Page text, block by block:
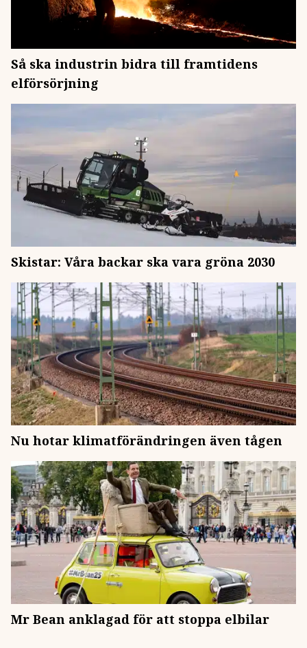
Så ska industrin bidra till framtidens
elförsörjning
Skistar: Våra backar ska vara gröna 2030
Nu hotar klimatförändringen även tågen
Mr Bean anklagad för att stoppa elbilar